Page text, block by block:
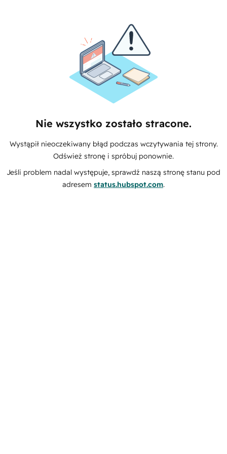
Nie wszystko zostało stracone.
Wystąpił nieoczekiwany błąd podczas wczytywania tej strony.
Odśwież stronę i spróbuj ponownie.
Jeśli problem nadal występuje, sprawdź naszą stronę stanu pod
adresem status.hubspot.com.